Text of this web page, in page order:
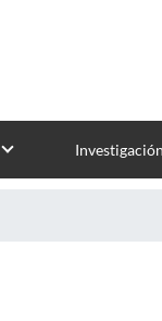
Investigación